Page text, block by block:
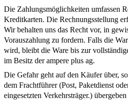
Die Zahlungsmöglichkeiten umfassen
Kreditkarten. Die Rechnungsstellung
Wir behalten uns das Recht vor, in
Vorauszahlung zu fordern. Falls die
wird, bleibt die Ware bis zur
im Besitz der ampere plus ag.
Die Gefahr geht auf den Käufer über,
dem Frachtführer (Post, Paketdienst
eingesetzten Verkehrsträger.)